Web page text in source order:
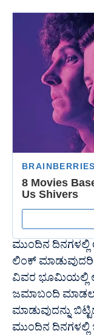
ಮುಂದಿನ ದಿನಗಳಲ್ಲಿ
ಲಿಂಕ್
ವಿವರ ಭೂಮಿಯಲ್ಲಿ
ಜಮಾಬಂದಿ
ಮಾಡುವುದನ್ನು
ಮುಂದಿನ ದಿನಗಳಲ್ಲಿ